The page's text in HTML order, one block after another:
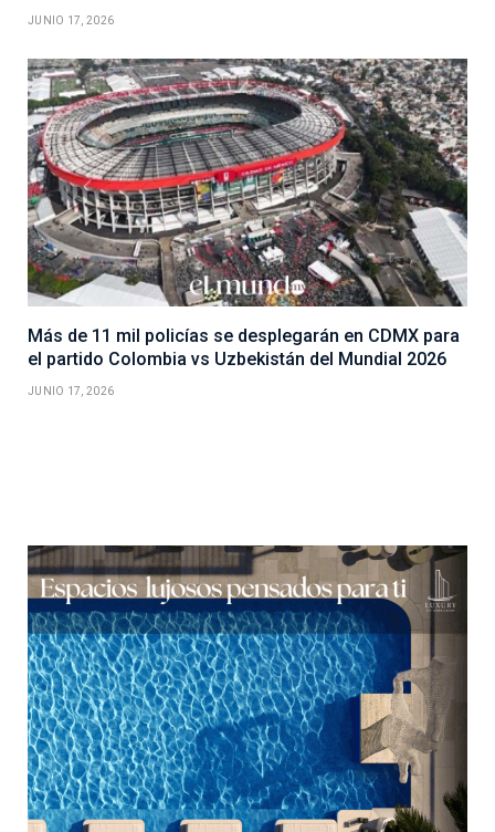
JUNIO 17, 2026
Más de 11 mil policías se desplegarán en CDMX para
el partido Colombia vs Uzbekistán del Mundial 2026
JUNIO 17, 2026